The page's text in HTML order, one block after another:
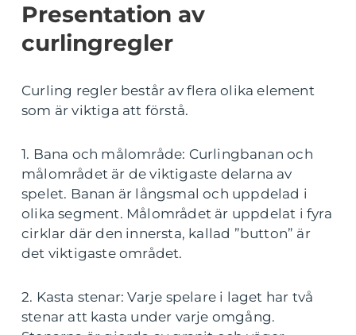
Presentation av
curlingregler
Curling regler består av flera olika element
som är viktiga att förstå.
1. Bana och målområde: Curlingbanan och
målområdet är de viktigaste delarna av
spelet. Banan är långsmal och uppdelad i
olika segment. Målområdet är uppdelat i fyra
cirklar där den innersta, kallad ”button” är
det viktigaste området.
2. Kasta stenar: Varje spelare i laget har två
stenar att kasta under varje omgång.